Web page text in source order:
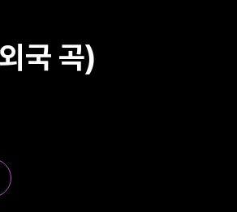
국 곡)